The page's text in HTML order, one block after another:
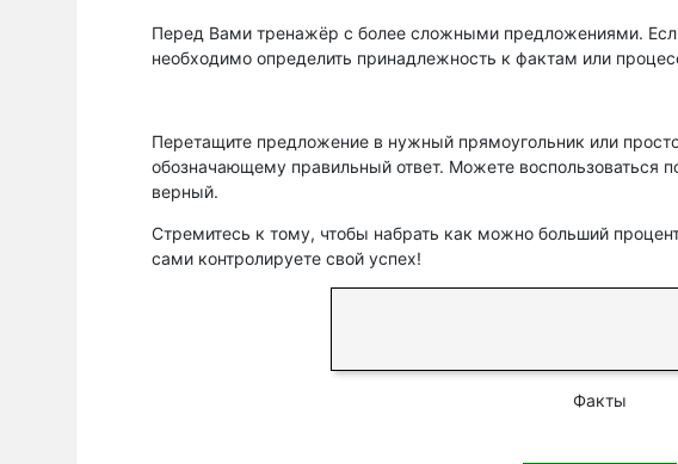
Перед Вами тренажёр с более сложными предложениями.
необходимо определить принадлежность к фактам или
Перетащите предложение в нужный прямоугольник или
обозначающему правильный ответ. Можете воспользоваться
верный.
Стремитесь к тому, чтобы набрать как можно больший
сами контролируете свой успех!
Факты